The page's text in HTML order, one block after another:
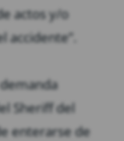
actos y/o
Sheriff del
enterarse de